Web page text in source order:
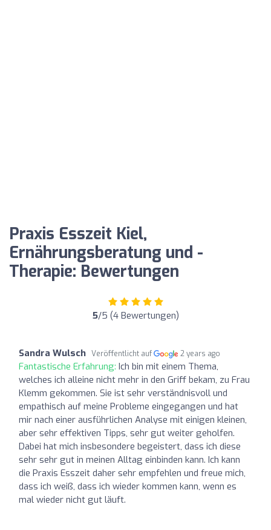
Praxis Esszeit Kiel,
Ernährungsberatung und -
Therapie: Bewertungen
5/5 (4 Bewertungen)
Sandra Wulsch Veröffentlicht auf 2 years ago
Fantastische Erfahrung: Ich bin mit einem Thema,
welches ich alleine nicht mehr in den Griff bekam, zu Frau
Klemm gekommen. Sie ist sehr verständnisvoll und
empathisch auf meine Probleme eingegangen und hat
mir nach einer ausführlichen Analyse mit einigen kleinen,
aber sehr effektiven Tipps, sehr gut weiter geholfen.
Dabei hat mich insbesondere begeistert, dass ich diese
sehr sehr gut in meinen Alltag einbinden kann. Ich kann
die Praxis Esszeit daher sehr empfehlen und freue mich,
dass ich weiß, dass ich wieder kommen kann, wenn es
mal wieder nicht gut läuft.